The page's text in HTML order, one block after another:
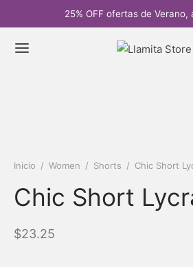
25% OFF ofertas de Verano,
Inicio / Women / Shorts / Chic Short
Chic Short
$23.25